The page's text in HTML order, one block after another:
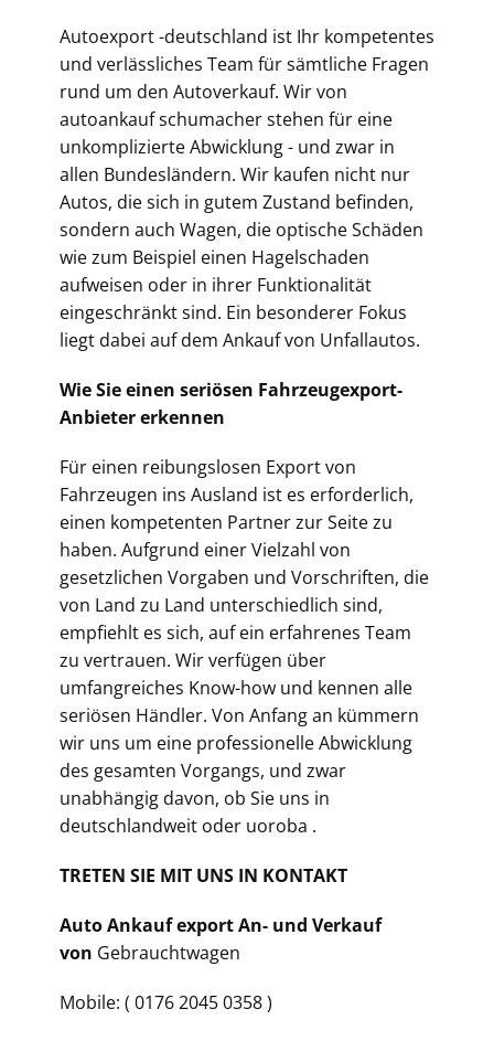
Autoexport -deutschland ist Ihr kompetentes
und verlässliches Team für sämtliche Fragen
rund um den Autoverkauf. Wir von
autoankauf schumacher stehen für eine
unkomplizierte Abwicklung - und zwar in
allen Bundesländern. Wir kaufen nicht nur
Autos, die sich in gutem Zustand befinden,
sondern auch Wagen, die optische Schäden
wie zum Beispiel einen Hagelschaden
aufweisen oder in ihrer Funktionalität
eingeschränkt sind. Ein besonderer Fokus
liegt dabei auf dem Ankauf von Unfallautos.
Wie Sie einen seriösen Fahrzeugexport-
Anbieter erkennen
Für einen reibungslosen Export von
Fahrzeugen ins Ausland ist es erforderlich,
einen kompetenten Partner zur Seite zu
haben. Aufgrund einer Vielzahl von
gesetzlichen Vorgaben und Vorschriften, die
von Land zu Land unterschiedlich sind,
empfiehlt es sich, auf ein erfahrenes Team
zu vertrauen. Wir verfügen über
umfangreiches Know-how und kennen alle
seriösen Händler. Von Anfang an kümmern
wir uns um eine professionelle Abwicklung
des gesamten Vorgangs, und zwar
unabhängig davon, ob Sie uns in
deutschlandweit oder uoroba .
TRETEN SIE MIT UNS IN KONTAKT
Auto Ankauf export An- und Verkauf
von Gebrauchtwagen
Mobile: ( 0176 2045 0358 )